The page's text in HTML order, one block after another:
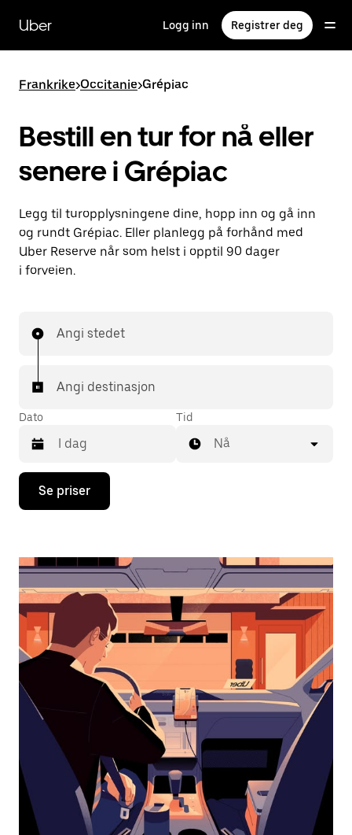
hovedinnholdet
Uber Logg inn Registrer deg
Frankrike>Occitanie>Grépiac
Bestill en tur for nå eller
senere i Grépiac
Legg til turopplysningene dine, hopp inn og gå inn
og rundt Grépiac. Eller planlegg på forhånd med
Uber Reserve når som helst i opptil 90 dager
i forveien.
Angi stedet
Angi destinasjon
Dato
Trykk
piltast
åpne
og
velge
dato.
Trykk
på
Esc-
knappen
kalenderen.
Tid
Nå
Se priser